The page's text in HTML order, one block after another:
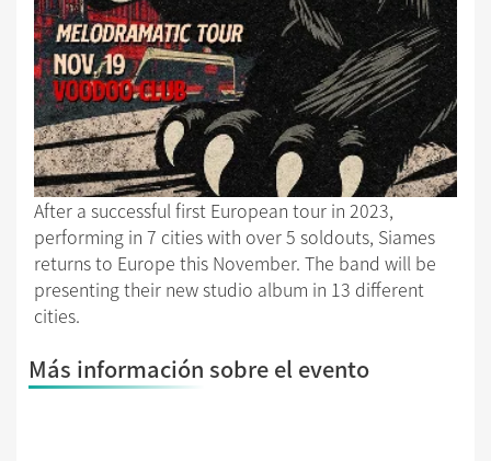
After a successful first European tour in 2023,
performing in 7 cities with over 5 soldouts, Siames
returns to Europe this November. The band will be
presenting their new studio album in 13 different
cities.
Más información sobre el evento